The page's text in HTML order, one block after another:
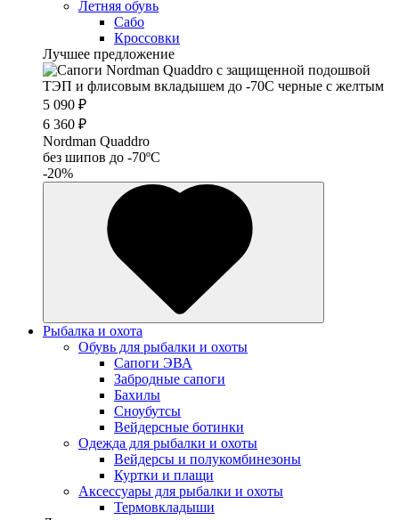
Летняя обувь
Сабо
Кроссовки
Лучшее предложение
5 090 ₽
6 360 ₽
Nordman Quaddro
без шипов до -70ºС
-20%
Рыбалка и охота
Обувь для рыбалки и охоты
Сапоги ЭВА
Забродные сапоги
Бахилы
Сноубутсы
Вейдерсные ботинки
Одежда для рыбалки и охоты
Вейдерсы и полукомбинезоны
Куртки и плащи
Аксессуары для рыбалки и охоты
Термовкладыши